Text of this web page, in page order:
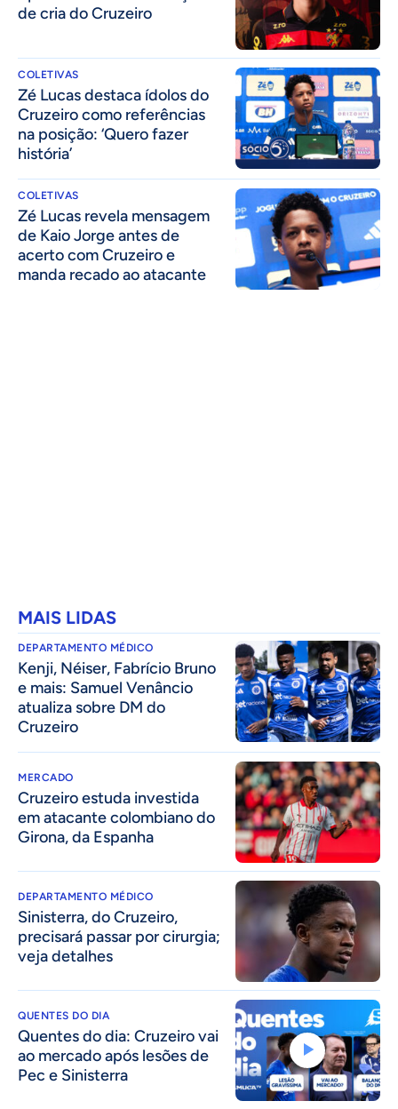
de cria do Cruzeiro
COLETIVAS
Zé Lucas destaca ídolos do
Cruzeiro como referências
na posição: ‘Quero fazer
história’
COLETIVAS
Zé Lucas revela mensagem
de Kaio Jorge antes de
acerto com Cruzeiro e
manda recado ao atacante
MAIS LIDAS
DEPARTAMENTO MÉDICO
Kenji, Néiser, Fabrício Bruno
e mais: Samuel Venâncio
atualiza sobre DM do
Cruzeiro
MERCADO
Cruzeiro estuda investida
em atacante colombiano do
Girona, da Espanha
DEPARTAMENTO MÉDICO
Sinisterra, do Cruzeiro,
precisará passar por cirurgia;
veja detalhes
QUENTES DO DIA
Quentes do dia: Cruzeiro vai
ao mercado após lesões de
Pec e Sinisterra